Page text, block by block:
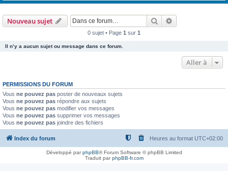
Nouveau sujet Rechercher
0 sujet • Page 1 sur 1
Il n’y a aucun sujet ou message dans ce forum.
Aller à
PERMISSIONS DU FORUM
Vous ne pouvez pas poster de nouveaux sujets
Vous ne pouvez pas répondre aux sujets
Vous ne pouvez pas modifier vos messages
Vous ne pouvez pas supprimer vos messages
Vous ne pouvez pas joindre des fichiers
Index du forum Heures au format UTC+02:00
Développé parphpBB® Forum Software © phpBB Limited
Traduit parphpBB-fr.com